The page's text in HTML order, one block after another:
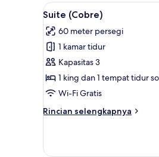
Lihat
semua
foto
untuk
Suite
(Cobre)
5
Suite (Cobre)
60 meter persegi
1 kamar tidur
Kapasitas 3
1 king dan 1 tempat tidur
Wi-Fi Gratis
Rincian selengkapnya
Rincian
Suite